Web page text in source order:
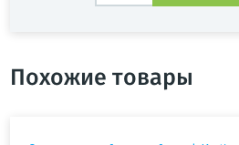
Похожие товары